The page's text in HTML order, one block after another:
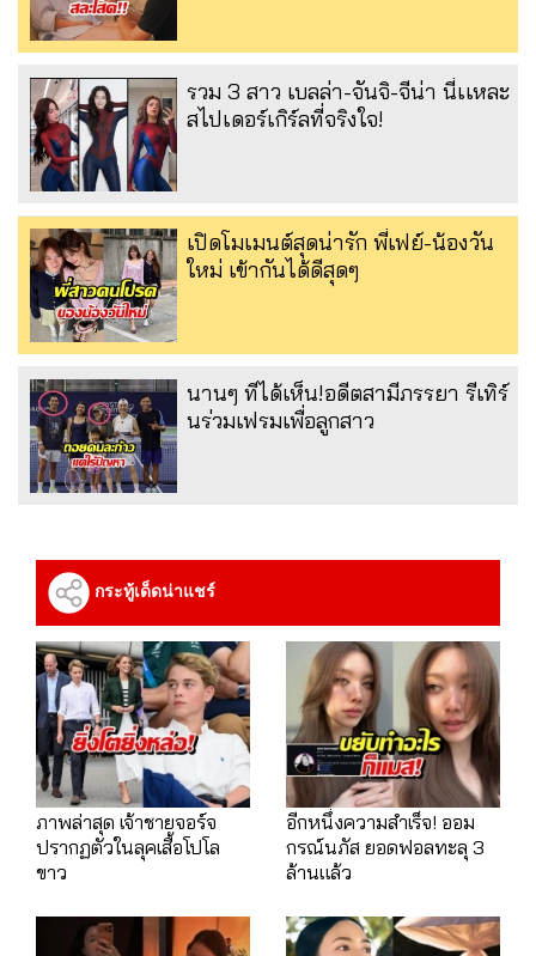
รวม 3 สาว เบลล่า-จันจิ-จีน่า นี่เเหละ
สไปเดอร์เกิร์ลที่จริงใจ!
เปิดโมเมนต์สุดน่ารัก พี่เฟย์-น้องวัน
ใหม่ เข้ากันได้ดีสุดๆ
นานๆ ทีได้เห็น!อดีตสามีภรรยา รีเทิร์
นร่วมเฟรมเพื่อลูกสาว
กระทู้เด็ดน่าแชร์
ภาพล่าสุด เจ้าชายจอร์จ
ปรากฏตัวในลุคเสื้อโปโล
ขาว
อีกหนึ่งความสำเร็จ! ออม
กรณ์นภัส ยอดฟอลทะลุ 3
ล้านแล้ว